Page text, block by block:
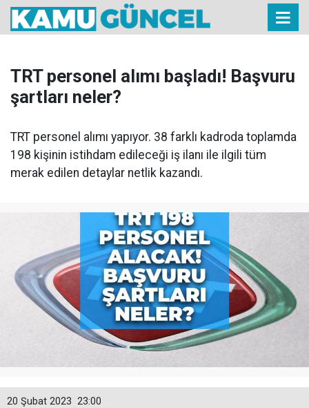
TRT personel alımı başladı! Başvuru
şartları neler?
TRT personel alımı yapıyor. 38 farklı kadroda toplamda
198 kişinin istihdam edileceği iş ilanı ile ilgili tüm
merak edilen detaylar netlik kazandı.
23:00
20 Şubat 2023